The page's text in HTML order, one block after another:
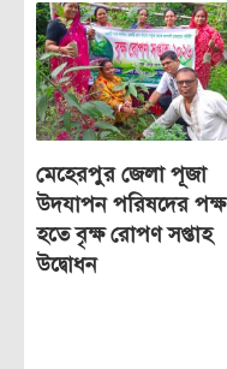
মেহেরপুর জেলা পূজা
উদযাপন পরিষদের পক্ষ
হতে বৃক্ষ রোপণ সপ্তাহ
উদ্বোধন